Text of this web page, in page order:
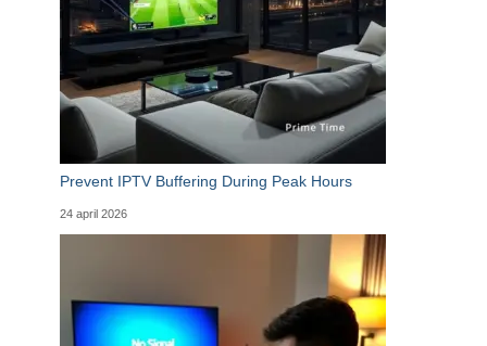
Prevent IPTV Buffering During Peak Hours
24 april 2026